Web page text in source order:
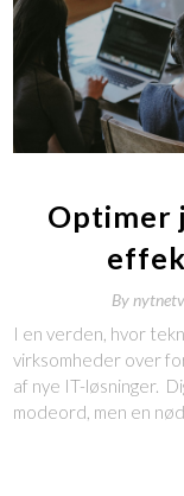
Optimer
By
I en verden, hvor
virksomheder over
af nye IT-løsninger.
modeord, men en